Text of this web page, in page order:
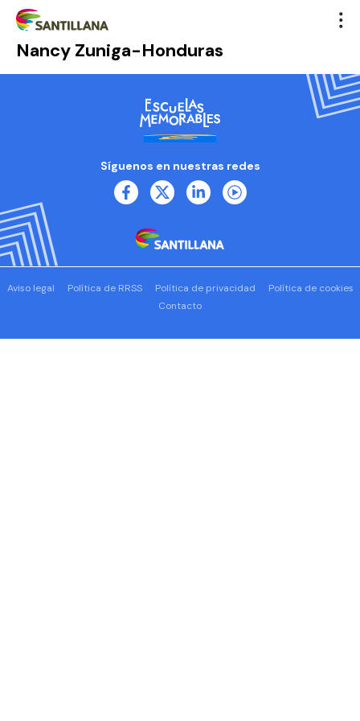
Nancy Zuniga-Honduras
Síguenos en nuestras redes
Aviso legal Política de RRSS Política de privacidad
Política de cookies
Contacto